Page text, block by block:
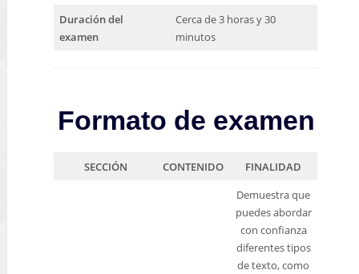
Cambridge
Duración del
examen
Cerca de 3 horas y 30
minutos
Formato de examen
SECCIÓN CONTENIDO FINALIDAD
Demuestra que
puedes abordar
con confianza
diferentes tipos
de texto, como